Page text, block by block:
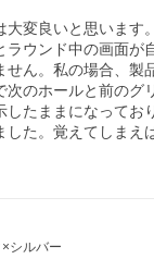
大変良いと思います
ラウンド中の画面が
せん。私の場合、製
次のホールと前のグ
したままになってお
した。覚えてしまえ
シルバー